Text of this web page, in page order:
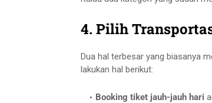
4. Pilih
Dua hal terbesar yang biasanya
lakukan hal berikut:
Booking tiket jauh-jauh hari